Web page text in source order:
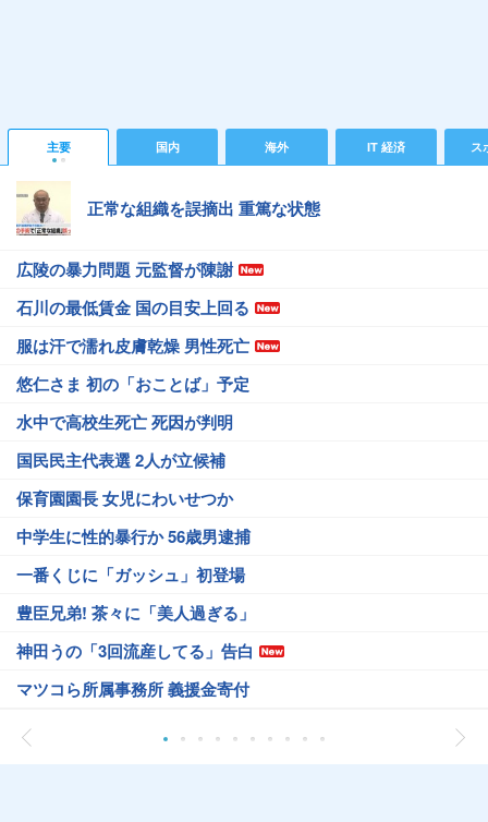
主要 国内 海外 IT 経済 ス
正常な組織を誤摘出 重篤な状態
広陵の暴力問題 元監督が陳謝
石川の最低賃金 国の目安上回る
服は汗で濡れ皮膚乾燥 男性死亡
悠仁さま 初の「おことば」予定
水中で高校生死亡 死因が判明
国民民主代表選 2人が立候補
保育園園長 女児にわいせつか
中学生に性的暴行か 56歳男逮捕
一番くじに「ガッシュ」初登場
豊臣兄弟! 茶々に「美人過ぎる」
神田うの「3回流産してる」告白
マツコら所属事務所 義援金寄付